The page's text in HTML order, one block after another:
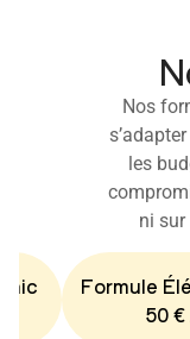
Nos
les
ni sur
Formule
50